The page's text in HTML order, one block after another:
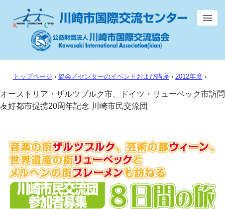
トップページ › 協会／センターのイベントおよび講座 › 2012年度 ›
オーストリア・ザルツブルク市、ドイツ・リューベック市訪問
友好都市提携20周年記念 川崎市民交流団